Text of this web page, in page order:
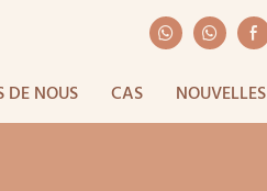
DE NOUS CAS NOUVELLES